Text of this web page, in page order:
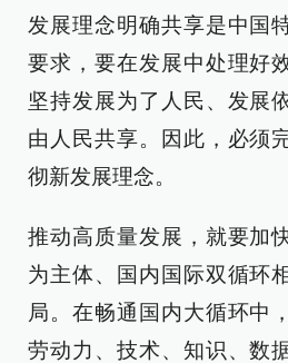
发展理念明确共享是中国
要求，要在发展中处理好
坚持发展为了人民、发展
由人民共享。因此，必须
彻新发展理念。
推动高质量发展，就要加
为主体、国内国际双循环
局。在畅通国内大循环中
劳动力、技术、知识、数